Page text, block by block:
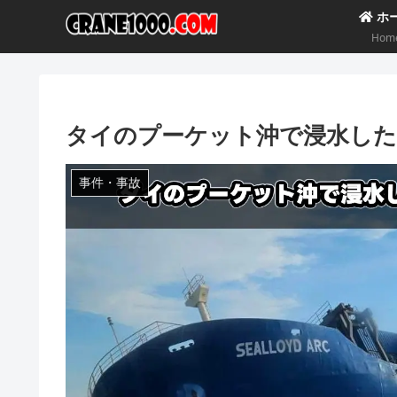
ホ
タイのプーケット沖で浸水し
事件・事故